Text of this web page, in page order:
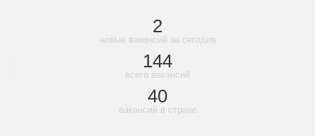
2
новых вакансий за сегодня
144
всего вакансий
40
вакансий в стране